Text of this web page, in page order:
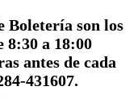
Boletería son los
8:30 a 18:00
antes de cada
431607.